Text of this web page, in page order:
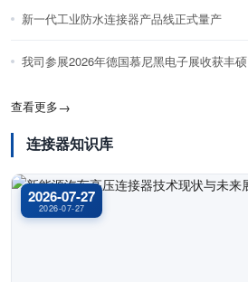
新一代工业防水连接器产品线正式量产
我司参展2026年德国慕尼黑电子展收获丰硕
查看更多→
连接器知识库
2026-07-27
2026-07-27